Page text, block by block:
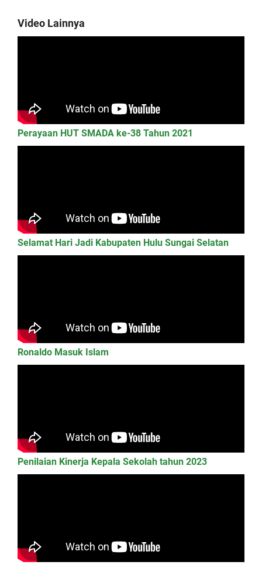
Video Lainnya
Perayaan HUT SMADA ke-38 Tahun 2021
Selamat Hari Jadi Kabupaten Hulu Sungai Selatan
Ronaldo Masuk Islam
Penilaian Kinerja Kepala Sekolah tahun 2023